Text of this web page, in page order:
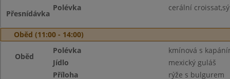
Přesnídávka
Polévka cerální
Oběd (11:00 - 14:00)
Oběd
Polévka
kmínová s
Jídlo
mexický guláš
Příloha
rýže s bulgurem